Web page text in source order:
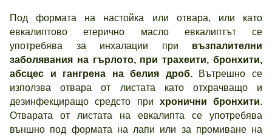
Под формата на настойка или отвара, или като
евкалиптово етерично масло евкалиптът се
употребява за инхалации при възпалителни
заболявания на гърлото, при трахеити, бронхити,
абсцес и гангрена на белия дроб.Вътрешно се
използва отвара от листата като отхрачващо и
дезинфекциращо средсто при хронични бронхити.
Отварата от листата на евкалипта се употребява
външно под формата на лапи или за промиване на